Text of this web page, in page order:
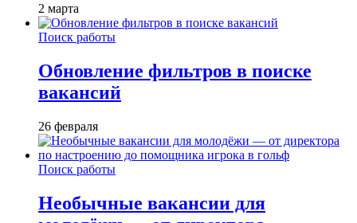
2 марта
Поиск работы
Обновление фильтров в поиске
вакансий
26 февраля
Поиск работы
Необычные вакансии для